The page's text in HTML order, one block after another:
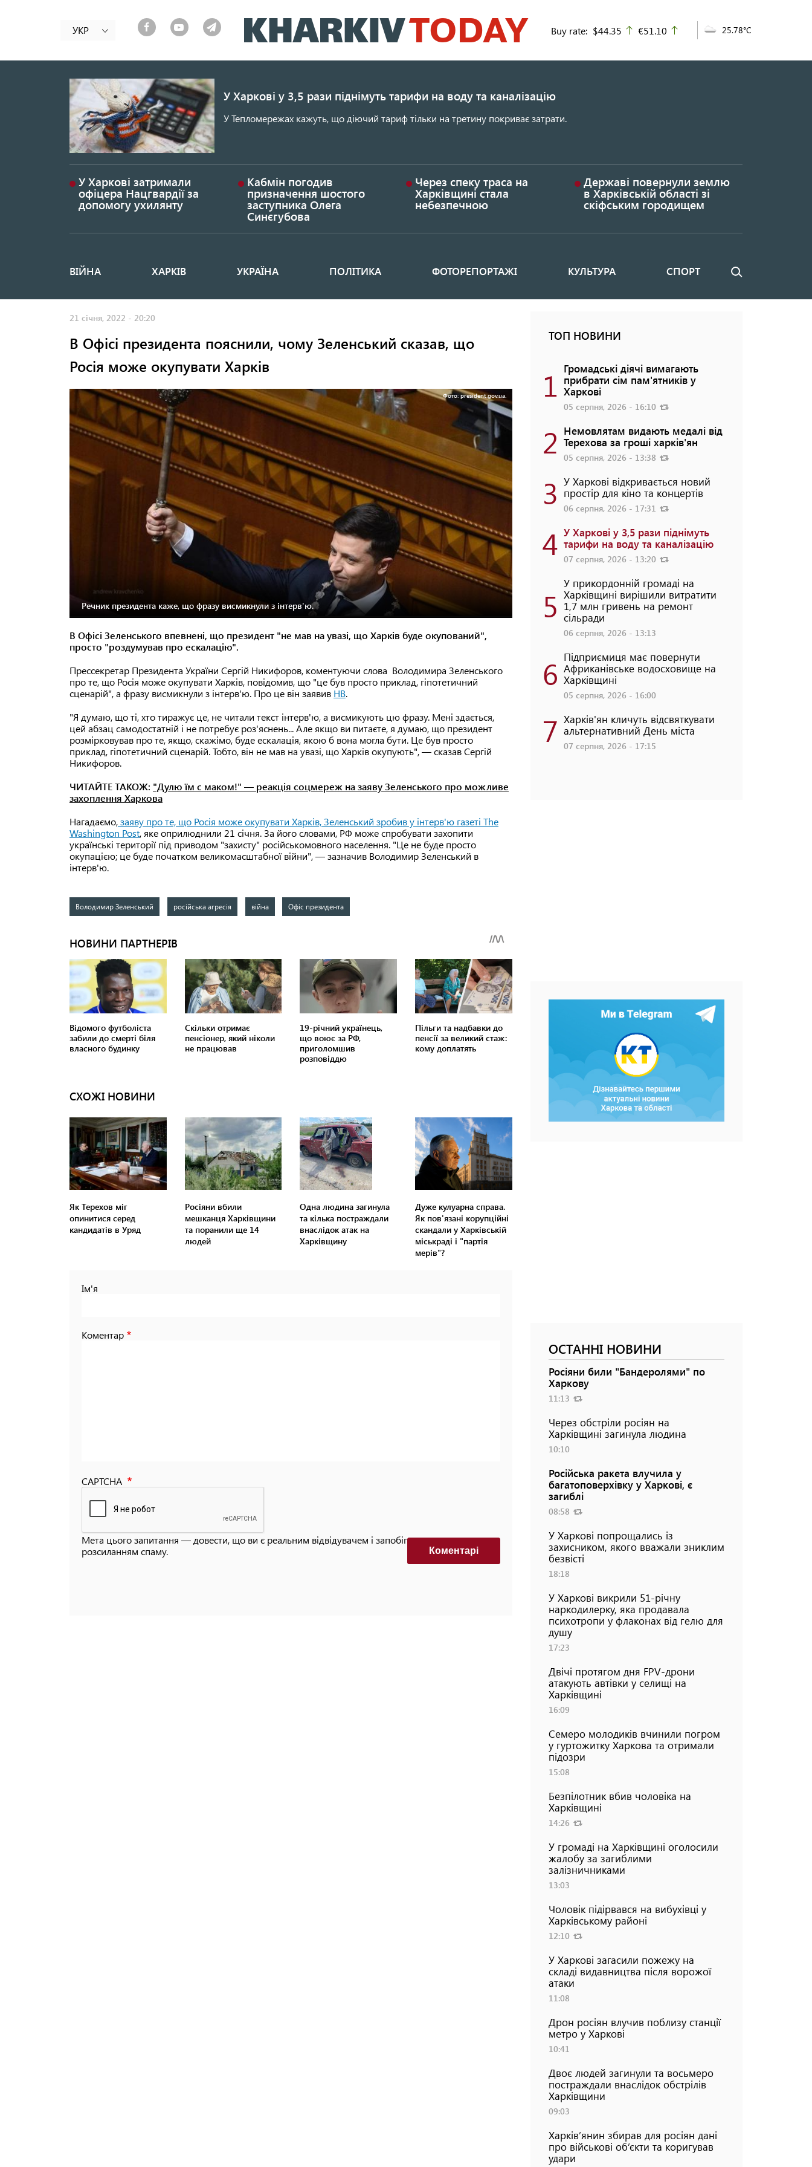
до
основного
УКР Buy rate: $44.35 up
€51.10 25.78°C
У Харкові у 3,5 рази піднімуть тарифи на воду та каналізацію
У Тепломережах кажуть, що діючий тариф тільки на третину покриває затрати.
У Харкові затримали
офіцера Нацгвардії за
допомогу ухилянту
Кабмін погодив
призначення шостого
заступника Олега
Синєгубова
Через спеку траса на
Харківщині стала
небезпечною
Державі повернули землю
в Харківській області зі
скіфським городищем
Основная
ВІЙНА ХАРКІВ УКРАЇНА ПОЛІТИКА ФОТОРЕПОРТАЖІ КУЛЬТУРА СПОРТ Пошук
21 січня, 2022 - 20:20
В Офісі президента пояснили, чому Зеленський сказав, що
Росія може окупувати Харків
Фото: president.gov.ua.
Речник президента каже, що фразу висмикнули з інтерв'ю.
В Офісі Зеленського впевнені, що президент "не мав на увазі, що Харків буде окупований",
просто "роздумував про ескалацію".
Прессекретар Президента України Сергій Никифоров, коментуючи слова Володимира Зеленського
про те, що Росія може окупувати Харків, повідомив, що "це був просто приклад, гіпотетичний
сценарій", а фразу висмикнули з інтерв'ю. Про це він заявив НВ.
"Я думаю, що ті, хто тиражує це, не читали текст інтерв'ю, а висмикують цю фразу. Мені здається,
цей абзац самодостатній і не потребує роз'яснень... Але якщо ви питаєте, я думаю, що президент
розмірковував про те, якщо, скажімо, буде ескалація, якою б вона могла бути. Це був просто
приклад, гіпотетичний сценарій. Тобто, він не мав на увазі, що Харків окупують", — сказав Сергій
Никифоров.
ЧИТАЙТЕ ТАКОЖ: "Дулю їм с маком!" — реакція соцмереж на заяву Зеленського про можливе
захоплення Харкова
Нагадаємо,заяву про те, що Росія може окупувати Харків, Зеленський зробив у інтерв'ю газеті The
Washington Post, яке оприлюднили 21 січня. За його словами, РФ може спробувати захопити
українські території під приводом "захисту" російськомовного населення. "Це не буде просто
окупацією; це буде початком великомасштабної війни", — зазначив Володимир Зеленський в
інтерв'ю.
Володимир Зеленський російська агресія війна Офіс президента
СХОЖІ НОВИНИ
Як Терехов міг
опинитися серед
кандидатів в Уряд
Росіяни вбили
мешканця Харківщини
та поранили ще 14
людей
Одна людина загинула
та кілька постраждали
внаслідок атак на
Харківщину
Дуже кулуарна справа.
Як пов'язані корупційні
скандали у Харківській
міськраді і "партія
мерів"?
Ім'я
Коментар
CAPTCHA
Мета цього запитання — довести, що ви є реальним відвідувачем і запобігти автоматизованим
розсиланням спаму.
Коментарi
ТОП НОВИНИ
1 Громадські діячі вимагають
прибрати сім пам'ятників у
Харкові
05 серпня, 2026 - 16:10
2 Немовлятам видають медалі від
Терехова за гроші харків'ян
05 серпня, 2026 - 13:38
3 У Харкові відкривається новий
простір для кіно та концертів
06 серпня, 2026 - 17:31
4 У Харкові у 3,5 рази піднімуть
тарифи на воду та каналізацію
07 серпня, 2026 - 13:20
5
У прикордонній громаді на
Харківщині вирішили витратити
1,7 млн гривень на ремонт
сільради
06 серпня, 2026 - 13:13
6 Підприємиця має повернути
Африканівське водосховище на
Харківщині
05 серпня, 2026 - 16:00
7 Харків'ян кличуть відсвяткувати
альтернативний День міста
07 серпня, 2026 - 17:15
ОСТАННІ НОВИНИ
Росіяни били "Бандеролями" по
Харкову
11:13
Через обстріли росіян на
Харківщині загинула людина
10:10
Російська ракета влучила у
багатоповерхівку у Харкові, є
загиблі
08:58
У Харкові попрощались із
захисником, якого вважали зниклим
безвісті
18:18
У Харкові викрили 51-річну
наркодилерку, яка продавала
психотропи у флаконах від гелю для
душу
17:23
Двічі протягом дня FPV-дрони
атакують автівки у селищі на
Харківщині
16:09
Семеро молодиків вчинили погром
у гуртожитку Харкова та отримали
підозри
15:08
Безпілотник вбив чоловіка на
Харківщині
14:26
У громаді на Харківщині оголосили
жалобу за загиблими
залізничниками
13:03
Чоловік підірвався на вибухівці у
Харківському районі
12:10
У Харкові загасили пожежу на
складі видавництва після ворожої
атаки
11:08
Дрон росіян влучив поблизу станції
метро у Харкові
10:41
Двоє людей загинули та восьмеро
постраждали внаслідок обстрілів
Харківщини
09:03
Харків’янин збирав для росіян дані
про військові об’єкти та коригував
удари